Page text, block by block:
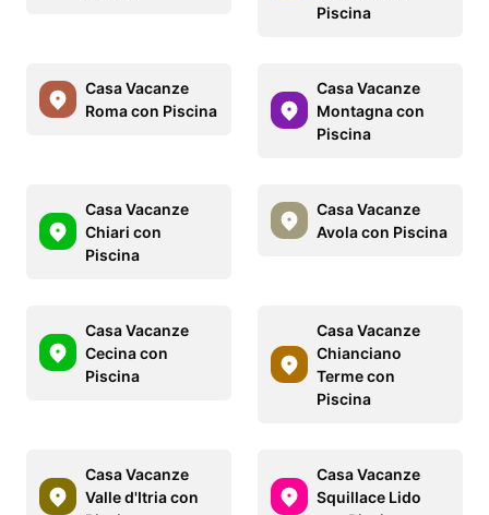
Piscina
Casa Vacanze
Roma con Piscina
Casa Vacanze
Montagna con
Piscina
Casa Vacanze
Chiari con
Piscina
Casa Vacanze
Avola con Piscina
Casa Vacanze
Cecina con
Piscina
Casa Vacanze
Chianciano
Terme con
Piscina
Casa Vacanze
Valle d'Itria con
Casa Vacanze
Squillace Lido